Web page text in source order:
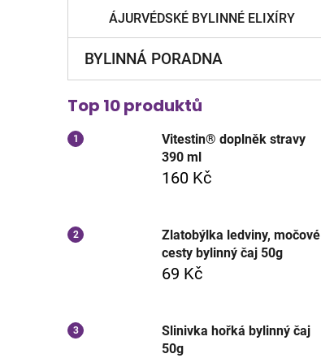
ÁJURVÉDSKÉ BYLINNÉ ELIXÍRY
BYLINNÁ PORADNA
Top 10 produktů
Vitestin® doplněk stravy
390 ml
160 Kč
Zlatobýlka ledviny, močové
cesty bylinný čaj 50g
69 Kč
Slinivka hořká bylinný čaj
50g